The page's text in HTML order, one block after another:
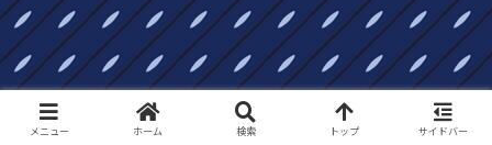
メニュー ホーム 検索 トップ サイドバー